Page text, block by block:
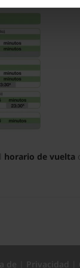
digital
la dirección IP,
activa esta
aceptando la
y análisis de
y
del sitio
horario de vuelta
de Privacidad